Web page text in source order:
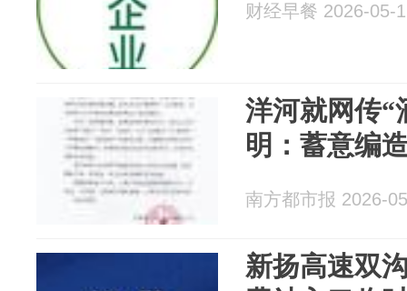
财经早餐 2026-05-
洋河就网传“
明：蓄意编
南方都市报 2026-
新扬高速双